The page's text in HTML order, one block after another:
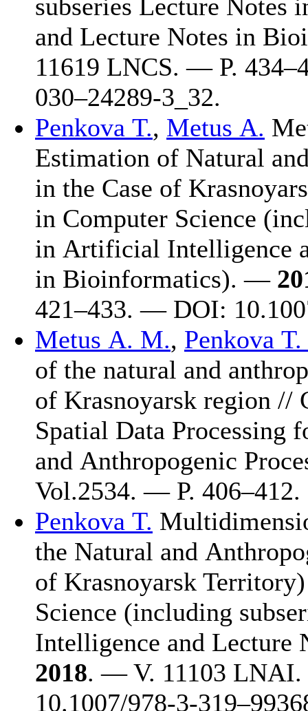
subseries Lecture
and Lecture Notes in
11619 LNCS. — P. 4
030–24289-3_32.
Penkova T., Metus A.
Estimation of Natural
in the Case of
in Computer Science
in Artificial Intelligence
in Bioinformatics). —
421–433. — DOI:
Metus A. M., Penkova
of the natural and
of Krasnoyarsk region //
Spatial Data
and Anthropogenic
Vol.2534. — P. 406–412.
Penkova T.
the Natural and
of Krasnoyarsk
Science (including
Intelligence and
2018. — V. 11103
10.1007/978-3-319–993